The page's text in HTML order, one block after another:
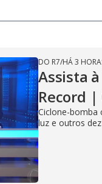
DO R7/HÁ 3
Assista
Record
Ciclone-bomba
luz e outros